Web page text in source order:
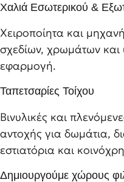
Χαλιά Εσωτερικού &
Χειροποίητα και
σχεδίων, χρωμάτων και
εφαρμογή.
Ταπετσαρίες Τοίχου
Βινυλικές και
αντοχής για δωμάτια,
εστιατόρια και
Δημιουργούμε χώρους